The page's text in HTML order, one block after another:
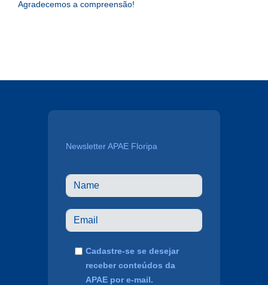
Agradecemos a compreensão!
Newsletter APAE Floripa
Cadastre-se se desejar
receber conteúdos da
APAE por e-mail.